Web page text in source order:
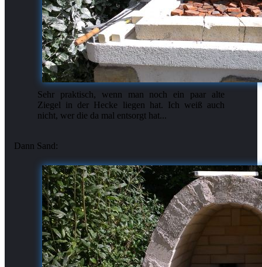
Sehr praktisch, wenn man noch ein paar alte
Ziegel in der Hecke liegen hat. Ich weiß auch
nicht, wer die da mal entsorgt hat...